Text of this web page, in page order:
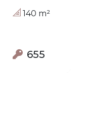
140 m²
655